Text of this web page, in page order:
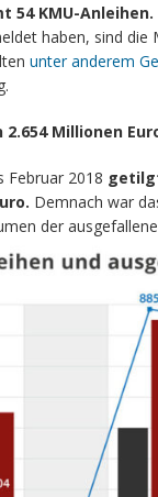
54 KMU-Anleihen.
haben, sind
unter anderem
Millionen
Februar 2018
Demnach war
der